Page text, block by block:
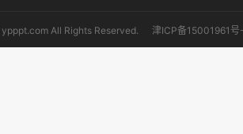
All Rights Reserved. 津ICP备15001961号